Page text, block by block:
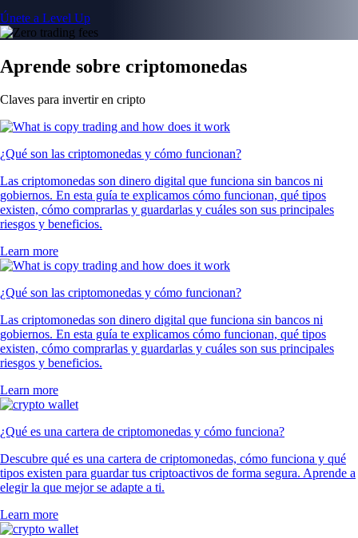
Únete a Level Up
Aprende sobre criptomonedas
Claves para invertir en cripto
¿Qué son las criptomonedas y cómo funcionan?
Las criptomonedas son dinero digital que funciona sin bancos ni
gobiernos. En esta guía te explicamos cómo funcionan, qué tipos
existen, cómo comprarlas y guardarlas y cuáles son sus principales
riesgos y beneficios.
Learn more
¿Qué son las criptomonedas y cómo funcionan?
Las criptomonedas son dinero digital que funciona sin bancos ni
gobiernos. En esta guía te explicamos cómo funcionan, qué tipos
existen, cómo comprarlas y guardarlas y cuáles son sus principales
riesgos y beneficios.
Learn more
¿Qué es una cartera de criptomonedas y cómo funciona?
Descubre qué es una cartera de criptomonedas, cómo funciona y qué
tipos existen para guardar tus criptoactivos de forma segura. Aprende a
elegir la que mejor se adapte a ti.
Learn more